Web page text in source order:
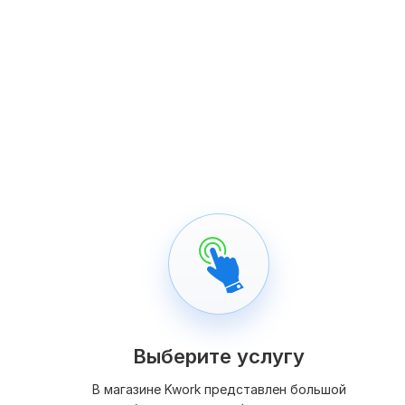
Выберите услугу
В магазине Kwork представлен большой